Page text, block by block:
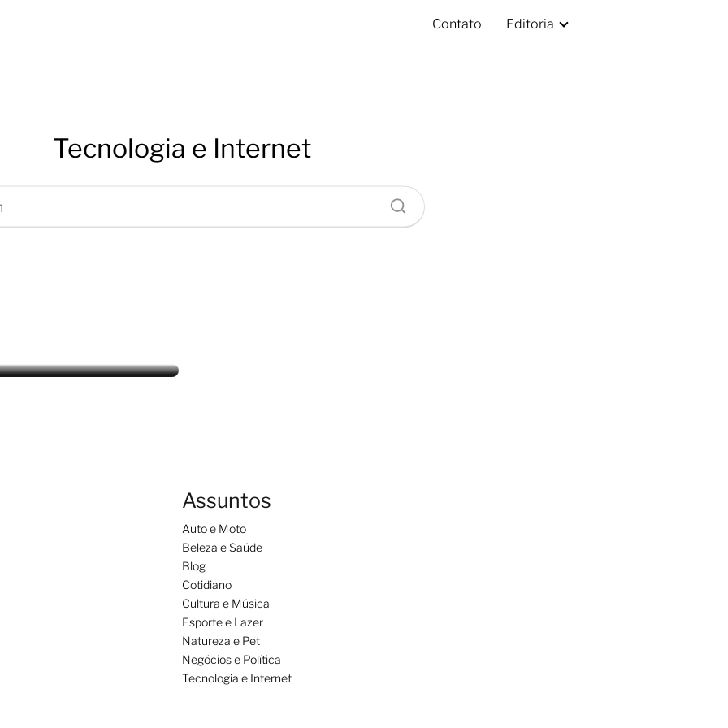
Contato Editoria
Tecnologia e Internet
Assuntos
Auto e Moto
Beleza e Saúde
Blog
Cotidiano
Cultura e Música
Esporte e Lazer
Natureza e Pet
Negócios e Política
Tecnologia e Internet